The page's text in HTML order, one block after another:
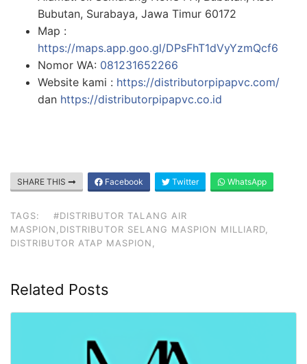
Bubutan, Surabaya, Jawa Timur 60172
Map :
https://maps.app.goo.gl/DPsFhT1dVyYzmQcf6
Nomor WA: 081231652266
Website kami : https://distributorpipapvc.com/
dan https://distributorpipapvc.co.id
SHARE THIS Facebook Twitter WhatsApp
TAGS:
#DISTRIBUTOR TALANG AIR
MASPION,DISTRIBUTOR SELANG MASPION MILLIARD,
DISTRIBUTOR ATAP MASPION,
Related Posts